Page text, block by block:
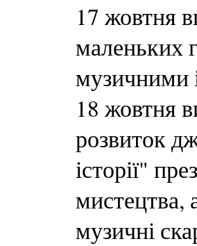
17 жовтня
маленьких
музичними
18 жовтня
розвиток
історії"
мистецтва,
музичні